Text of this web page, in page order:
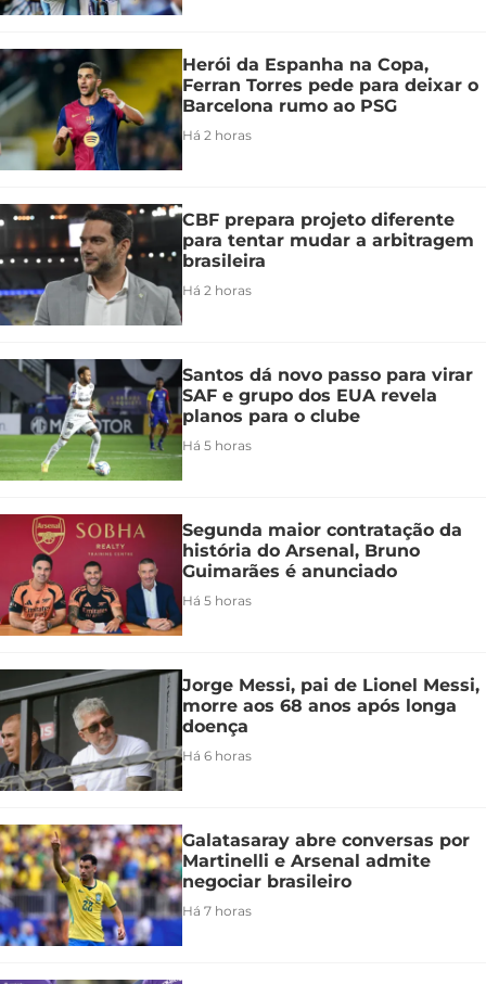
Herói da Espanha na Copa,
Ferran Torres pede para deixar o
Barcelona rumo ao PSG
Há 2 horas
CBF prepara projeto diferente
para tentar mudar a arbitragem
brasileira
Há 2 horas
Santos dá novo passo para virar
SAF e grupo dos EUA revela
planos para o clube
Há 5 horas
Segunda maior contratação da
história do Arsenal, Bruno
Guimarães é anunciado
Há 5 horas
Jorge Messi, pai de Lionel Messi,
morre aos 68 anos após longa
doença
Há 6 horas
Galatasaray abre conversas por
Martinelli e Arsenal admite
negociar brasileiro
Há 7 horas